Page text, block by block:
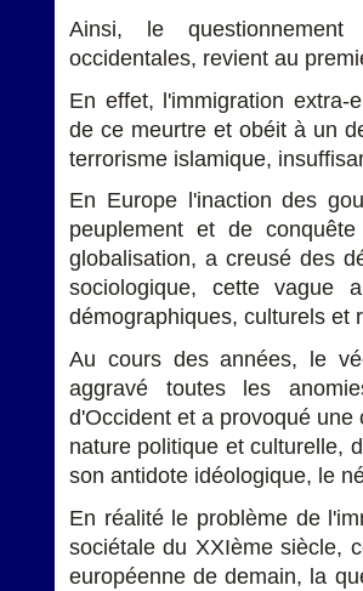
Ainsi, le
occidentales, revient au
En effet, l'immigration extra-
de ce meurtre et obéit à un
terrorisme islamique,
En Europe l'inaction des
peuplement et de
globalisation, a creusé des
sociologique, cette vague
démographiques, culturels et
Au cours des années, le
aggravé toutes les
d'Occident et a provoqué
nature politique et culturelle,
son antidote idéologique, le
En réalité le problème de
sociétale du XXIème siècle,
européenne de demain, la